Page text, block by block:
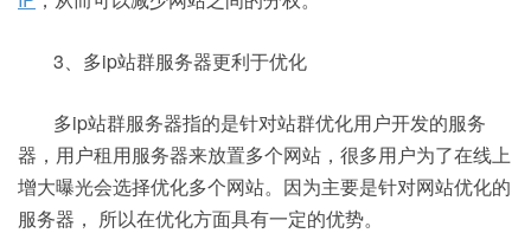
3、多ip站群服务器更利于优化
多ip站群服务器指的是针对站群优化用户开发的服务
器，用户租用服务器来放置多个网站，很多用户为了在线上
增大曝光会选择优化多个网站。因为主要是针对网站优化的
服务器， 所以在优化方面具有一定的优势。